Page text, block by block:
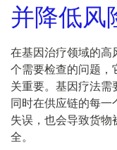
并降低风
在基因治疗领域的高
个需要检查的问题，
关重要。基因疗法需
同时在供应链的每一
失误，也会导致货
全。